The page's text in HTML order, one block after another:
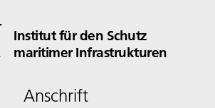
Institut für den Schutz
maritimer Infrastrukturen
Anschrift